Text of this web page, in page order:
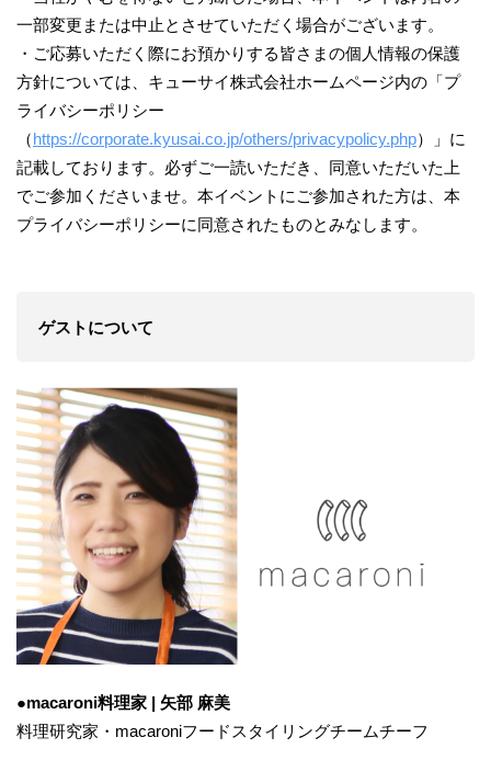
一部変更または中止とさせていただく場合がございます。
・ご応募いただく際にお預かりする皆さまの個人情報の保護
方針については、キューサイ株式会社ホームページ内の「プ
ライバシーポリシー
（https://corporate.kyusai.co.jp/others/privacypolicy.php）」に
記載しております。必ずご一読いただき、同意いただいた上
でご参加くださいませ。本イベントにご参加された方は、本
プライバシーポリシーに同意されたものとみなします。
ゲストについて
●macaroni料理家 | 矢部 麻美
料理研究家・macaroniフードスタイリングチームチーフ